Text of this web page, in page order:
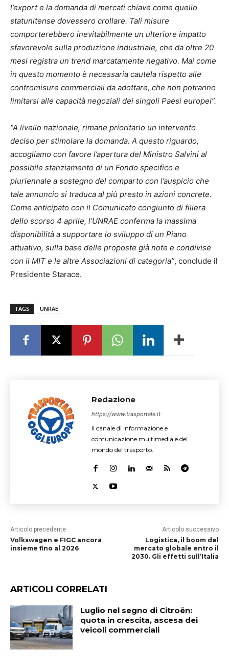
l’export e la domanda di mercati chiave come quello
statunitense dovessero crollare. Tali misure
comporterebbero inevitabilmente un ulteriore impatto
sfavorevole sulla produzione industriale, che da oltre 20
mesi registra un trend marcatamente negativo. Mai come
in questo momento è necessaria cautela rispetto alle
contromisure commerciali da adottare, che non potranno
limitarsi alle capacità negoziali dei singoli Paesi europei”.
“A livello nazionale, rimane prioritario un intervento
deciso per stimolare la domanda. A questo riguardo,
accogliamo con favore l’apertura del Ministro Salvini al
possibile stanziamento di un Fondo specifico e
pluriennale a sostegno del comparto con l’auspicio che
tale annuncio si traduca al più presto in azioni concrete.
Come anticipato con il Comunicato congiunto di filiera
dello scorso 4 aprile, l’UNRAE conferma la massima
disponibilità a supportare lo sviluppo di un Piano
attuativo, sulla base delle proposte già note e condivise
con il MIT e le altre Associazioni di categoria”, conclude il
Presidente Starace.
TAGS UNRAE
Redazione
https://www.trasportale.it
Il canale di informazione e
comunicazione multimediale del
mondo del trasporto.
Articolo precedente
Volkswagen e FIGC ancora
insieme fino al 2026
Articolo successivo
Logistica, il boom del
mercato globale entro il
2030. Gli effetti sull’Italia
ARTICOLI CORRELATI
Luglio nel segno di Citroën:
quota in crescita, ascesa dei
veicoli commerciali